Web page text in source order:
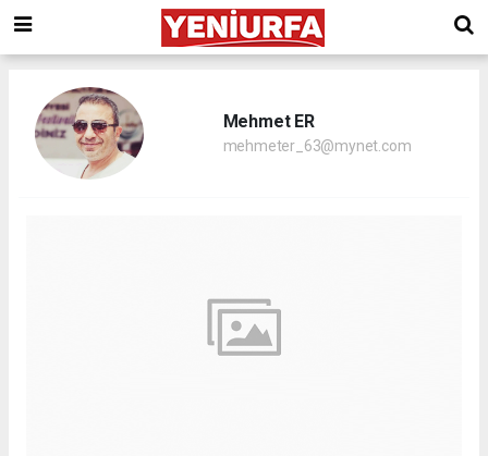
Mehmet ER
mehmeter_63@mynet.com